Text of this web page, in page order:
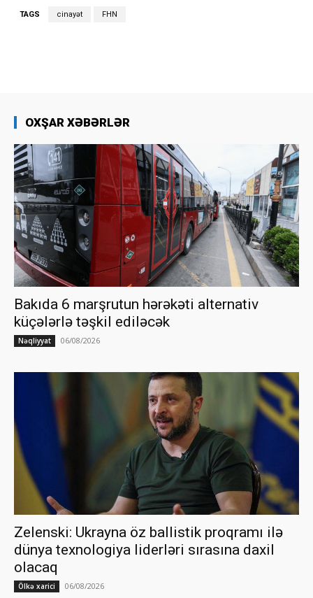
TAGS cinayət FHN
OXŞAR XƏBƏRLƏR
Bakıda 6 marşrutun hərəkəti alternativ
küçələrlə təşkil ediləcək
Nəqliyyat 06/08/2026
Zelenski: Ukrayna öz ballistik proqramı ilə
dünya texnologiya liderləri sırasına daxil
olacaq
Ölkə xarici 06/08/2026